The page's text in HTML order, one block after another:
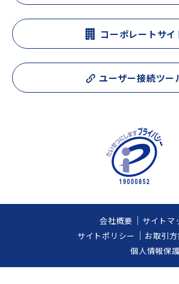
コーポレートサイ
ユーザー接続ツー
会社概要
サイトマ
サイトポリシー
お取引
個人情報保